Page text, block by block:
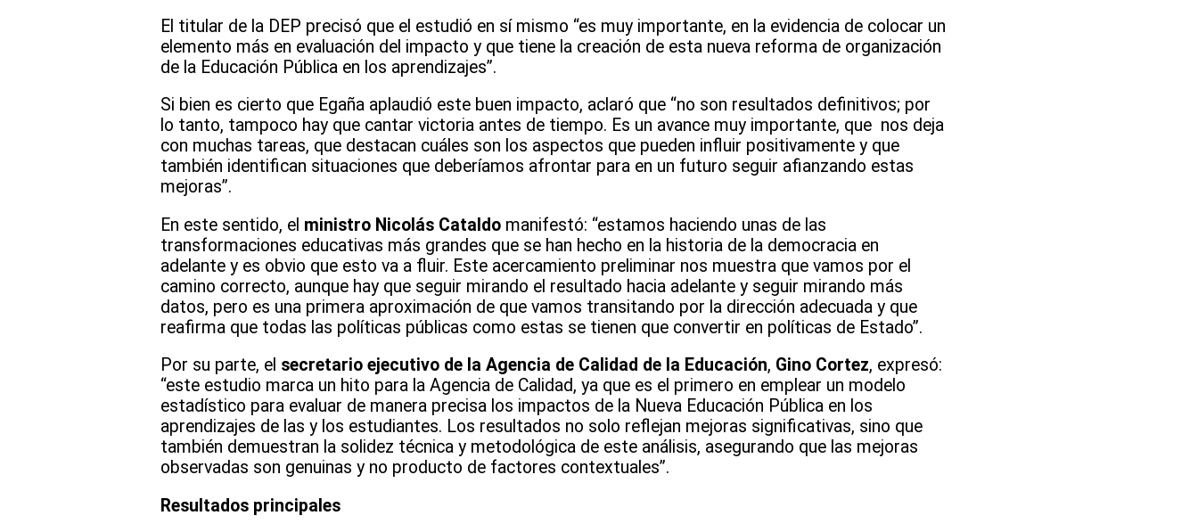
El titular de la DEP precisó que el estudió en sí mismo “es muy importante, en la evidencia de colocar un
elemento más en evaluación del impacto y que tiene la creación de esta nueva reforma de organización
de la Educación Pública en los aprendizajes”.
Si bien es cierto que Egaña aplaudió este buen impacto, aclaró que “no son resultados definitivos; por
lo tanto, tampoco hay que cantar victoria antes de tiempo. Es un avance muy importante, que nos deja
con muchas tareas, que destacan cuáles son los aspectos que pueden influir positivamente y que
también identifican situaciones que deberíamos afrontar para en un futuro seguir afianzando estas
mejoras”.
En este sentido, el ministro Nicolás Cataldomanifestó: “estamos haciendo unas de las
transformaciones educativas más grandes que se han hecho en la historia de la democracia en
adelante y es obvio que esto va a fluir. Este acercamiento preliminar nos muestra que vamos por el
camino correcto, aunque hay que seguir mirando el resultado hacia adelante y seguir mirando más
datos, pero es una primera aproximación de que vamos transitando por la dirección adecuada y que
reafirma que todas las políticas públicas como estas se tienen que convertir en políticas de Estado”.
Por su parte, el secretario ejecutivo de la Agencia de Calidad de la Educación, Gino Cortez, expresó:
“este estudio marca un hito para la Agencia de Calidad, ya que es el primero en emplear un modelo
estadístico para evaluar de manera precisa los impactos de la Nueva Educación Pública en los
aprendizajes de las y los estudiantes. Los resultados no solo reflejan mejoras significativas, sino que
también demuestran la solidez técnica y metodológica de este análisis, asegurando que las mejoras
observadas son genuinas y no producto de factores contextuales”.
Resultados principales